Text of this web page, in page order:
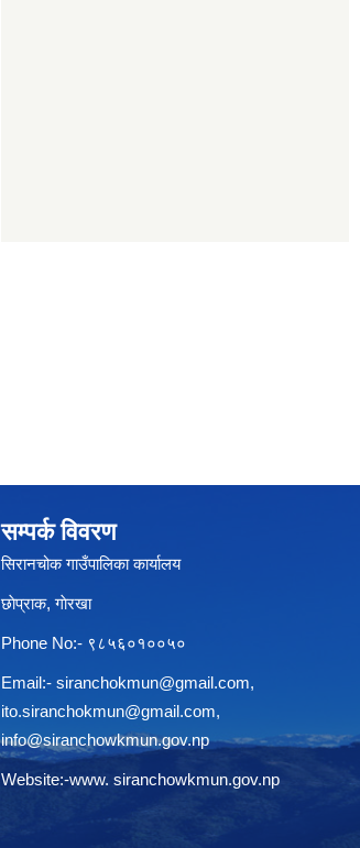
सम्पर्क विवरण
सिरानचोक गाउँपालिका कार्यालय
छाेप्राक, गाेरखा
Phone No:- ९८५६०१००५०
Email:- siranchokmun@gmail.com,
ito.siranchokmun@gmail.com,
info@siranchowkmun.gov.np
Website:-www. siranchowkmun.gov.np